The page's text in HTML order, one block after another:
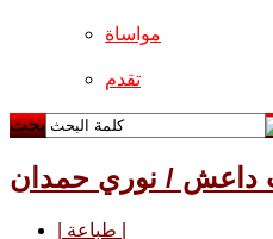
مواساة
تقدم
بحث
داعش / نوري حمدان